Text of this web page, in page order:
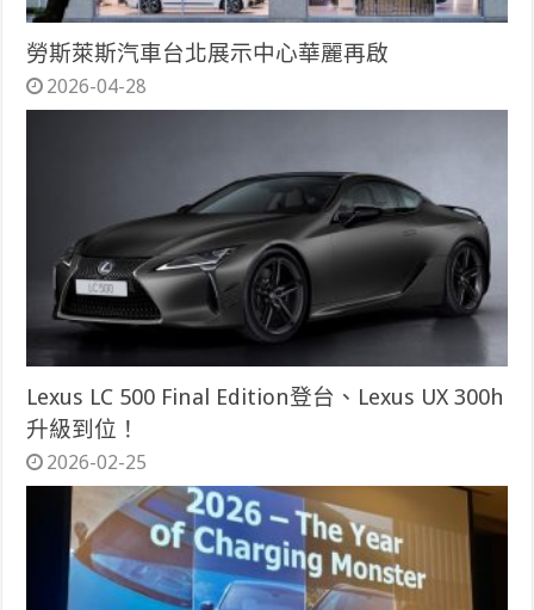
勞斯萊斯汽車台北展示中心華麗再啟
2026-04-28
Lexus LC 500 Final Edition登台、Lexus UX 300h
升級到位！
2026-02-25